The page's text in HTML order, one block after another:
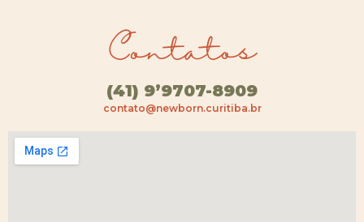
Contatos
(41) 9’9707-8909
contato@newborn.curitiba.br